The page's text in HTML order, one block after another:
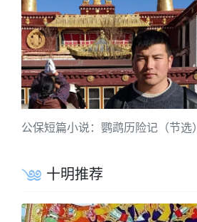
公保短篇小说：鹦鹉历险记（节选）
十明推荐